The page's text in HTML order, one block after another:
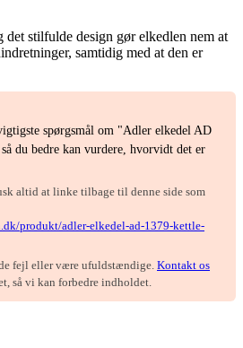
det stilfulde design gør elkedlen nem at
samtidig med at den er
spørgsmål om "Adler elkedel AD
du bedre kan vurdere, hvorvidt det er
altid at linke tilbage til denne side som
produkt/adler-elkedel-ad-1379-kettle-
fejl eller være ufuldstændige. Kontakt os
så vi kan forbedre indholdet.